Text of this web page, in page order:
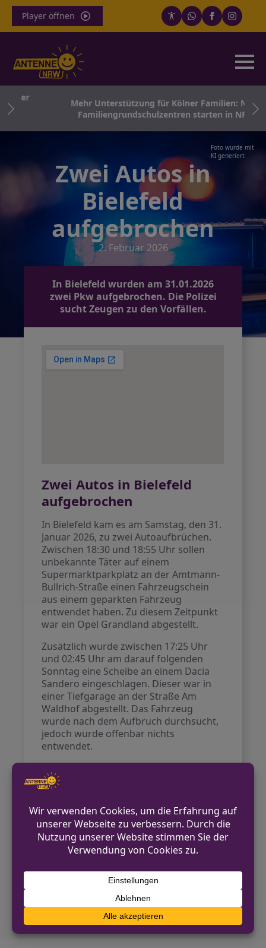
Player öffnen
Mehr Unterstützung für Kölner Familien: Neue
Familiengrundschulzentren starten in NRW
Foto wurde mit
KI generiert
Zwei Autos in
Bielefeld
aufgebrochen
2. Februar 2026
In Bielefeld wurden am 31.01.2026
zwei Pkw aufgebrochen. Die Polizei
sucht Zeugen zu den Vorfällen.
Zwei Autos in Bielefeld
aufgebrochen
In Bielefeld kam es am Samstag, den 31.
Januar 2026, zu zwei Autoaufbrüchen.
Zwischen 18:30 und 18:55 Uhr sollen
unbekannte Täter auf einem
Supermarktparkplatz an der Amtmann-
Bullrich-Straße einen Fahrzeugschein
aus einem geparkten Fahrzeug
entwendet haben. Zu diesem Zeitpunkt
war ein Opel Grandland abgestellt.
Zusätzlich wurde zwischen 17:25 Uhr
und 02:45 Uhr am darauf folgenden
Sonntag eine Scheibe an einem Dacia
Sandero eingeschlagen. Dieser war in
einer Tiefgarage an der Straße Am
Waldhof abgestellt. Das Fahrzeug
wurde nach dem Aufbruch durchsucht,
jedoch wurde offenbar nichts
entwendet.
Taten.
VORHERIGER BEITRAG
Seniorin mit betrügerischer Masche um
Schmuck gebracht
Gevelsberg: Polizei sucht vermissten 57-